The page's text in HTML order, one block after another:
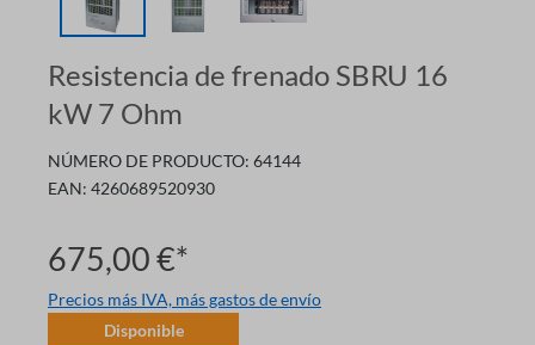
Resistencia de frenado SBRU 16
kW 7 Ohm
NÚMERO DE PRODUCTO: 64144
EAN: 4260689520930
675,00 €*
Precios más IVA, más gastos de envío
Disponible